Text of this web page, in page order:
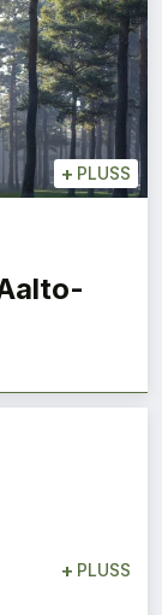
+ PLUSS
+ PLUSS